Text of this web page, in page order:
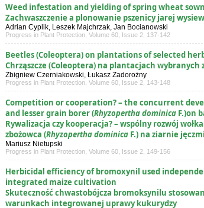
Weed infestation and yielding of spring wheat
Zachwaszczenie a plonowanie pszenicy jarej
Adrian Cyplik, Leszek Majchrzak, Jan Bocianowski
Progress in Plant Protection, Volume 60, Issue 2, 137-142
Beetles (Coleoptera) on plantations of selected
Chrząszcze (Coleoptera) na plantacjach wybranych
Zbigniew Czerniakowski, Łukasz Zadorożny
Progress in Plant Protection, Volume 60, Issue 2, 143-148
Competition or cooperation? – the concurrent
and lesser grain borer (Rhyzopertha dominica F.)on
Rywalizacja czy kooperacja? – wspólny rozwój
zbożowca (Rhyzopertha dominica F.) na ziarnie
Mariusz Nietupski
Progress in Plant Protection, Volume 60, Issue 2, 149-156
Herbicidal efficiency of bromoxynil used
integrated maize cultivation
Skuteczność chwastobójcza bromoksynilu
warunkach integrowanej uprawy kukurydzy